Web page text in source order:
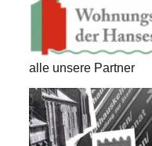
alle unsere Partner